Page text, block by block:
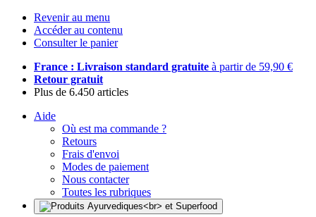
Revenir au menu
Accéder au contenu
Consulter le panier
France : Livraison standard gratuite à partir de 59,90 €
Retour gratuit
Plus de 6.450 articles
Aide
Où est ma commande ?
Retours
Frais d'envoi
Modes de paiement
Nous contacter
Toutes les rubriques